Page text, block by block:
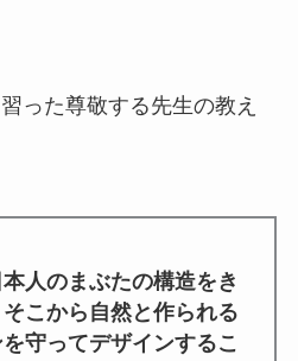
った尊敬する先生の教え
人のまぶたの構造をき
こから自然と作られる
守ってデザインするこ